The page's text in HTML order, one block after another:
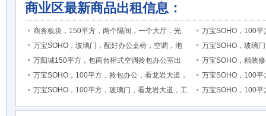
商业区最新商品出租信息：
商务板块，150平方，两个隔间，一个大厅，光
万宝SOHO，100
万宝SOHO，玻璃门，配好办公桌椅，空调，泡
万宝SOHO，玻璃
万阳城150平方，包两台柜式空调拎包办公室出
万宝SOHO，精装
万宝SOHO，100平方，拎包办公，看龙岩大道，
万宝SOHO，100
万宝SOHO，100平方，玻璃门，看龙岩大道，工
万宝SOHO，100